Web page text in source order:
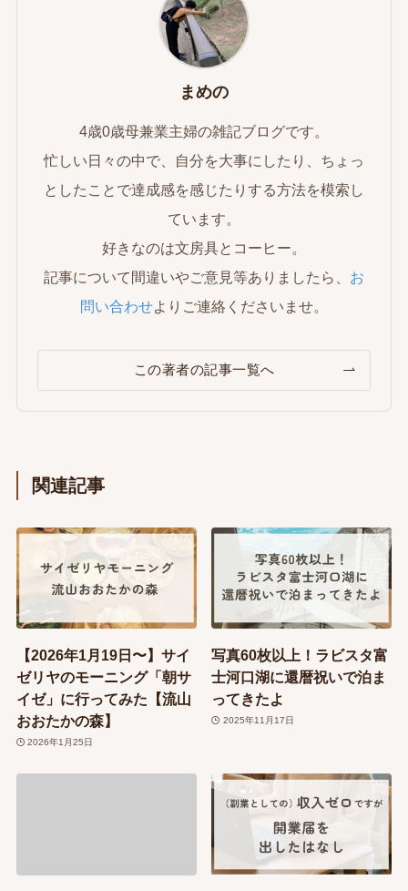
まめの
4歳0歳母兼業主婦の雑記ブログです。
忙しい日々の中で、自分を大事にしたり、ちょっ
としたことで達成感を感じたりする方法を模索し
ています。
好きなのは文房具とコーヒー。
記事について間違いやご意見等ありましたら、 お
問い合わせよりご連絡くださいませ。
この著者の記事一覧へ
関連記事
【2026年1月19日〜】サイ
ゼリヤのモーニング「朝サ
イゼ」に行ってみた【流山
おおたかの森】
2026年1月25日
写真60枚以上！ラビスタ富
士河口湖に還暦祝いで泊ま
ってきたよ
2025年11月17日